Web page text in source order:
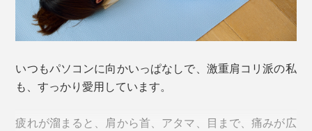
もともと健康への関心が高い寺島が、そんなにほめるな
気になった私たちも、『指圧らくだ』を次々に試して、
いつもパソコンに向かいっぱなしで、激重肩コリ派の私
も、すっかり愛用しています。
疲れが溜まると、肩から首、アタマ、目まで、痛みが広